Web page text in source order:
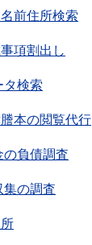
前住所検索
項割出し
タ検索
本の閲覧代行
の負債調査
集の調査